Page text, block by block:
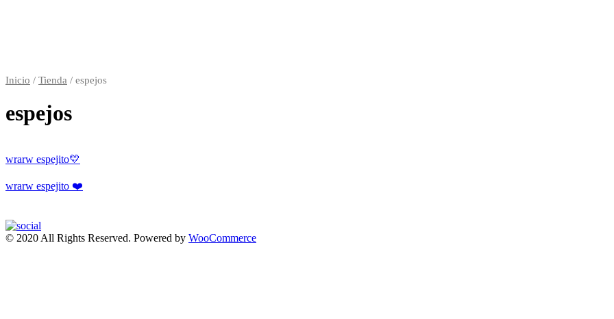
Inicio / Tienda / espejos
espejos
wrarw espejito💛
wrarw espejito ❤️
© 2020 All Rights Reserved. Powered by WooCommerce